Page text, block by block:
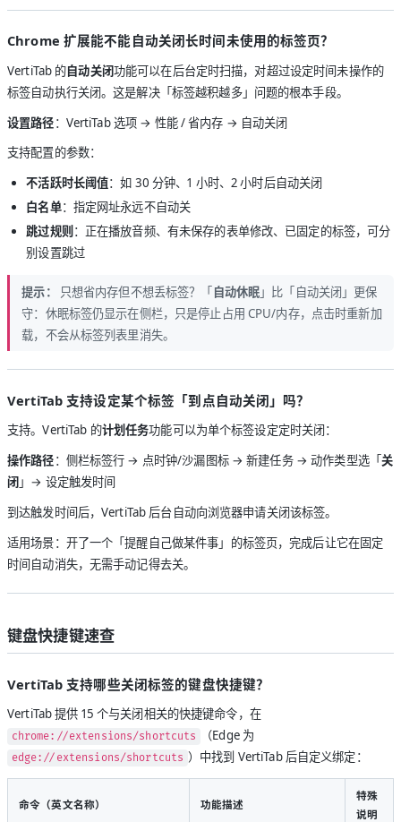
Chrome 扩展能不能自动关闭长时间未使用的标签页？
VertiTab 的自动关闭功能可以在后台定时扫描，对超过设定时间未操作的
标签自动执行关闭。这是解决「标签越积越多」问题的根本手段。
设置路径：VertiTab 选项 → 性能 / 省内存 → 自动关闭
支持配置的参数：
不活跃时长阈值：如 30 分钟、1 小时、2 小时后自动关闭
白名单：指定网址永远不自动关
跳过规则：正在播放音频、有未保存的表单修改、已固定的标签，可分
别设置跳过
提示： 只想省内存但不想丢标签？「自动休眠」比「自动关闭」更保
守：休眠标签仍显示在侧栏，只是停止占用 CPU/内存，点击时重新加
载，不会从标签列表里消失。
VertiTab 支持设定某个标签「到点自动关闭」吗？
支持。VertiTab 的计划任务功能可以为单个标签设定定时关闭：
操作路径：侧栏标签行 → 点时钟/沙漏图标 → 新建任务 → 动作类型选「关
闭」→ 设定触发时间
到达触发时间后，VertiTab 后台自动向浏览器申请关闭该标签。
适用场景：开了一个「提醒自己做某件事」的标签页，完成后让它在固定
时间自动消失，无需手动记得去关。
键盘快捷键速查
VertiTab 支持哪些关闭标签的键盘快捷键？
VertiTab 提供 15 个与关闭相关的快捷键命令，在
chrome://extensions/shortcuts （Edge 为
edge://extensions/shortcuts ）中找到 VertiTab 后自定义绑定：
命令（英文名称） 功能描述
特殊
说明